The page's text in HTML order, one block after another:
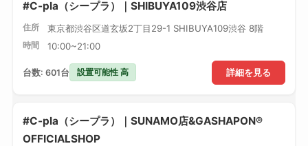
#C-pla（シープラ）｜SHIBUYA109渋谷店
住所 東京都渋谷区道玄坂2丁目29-1 SHIBUYA109渋谷 8階
時間 10:00~21:00
詳細を見る
台数: 601台 設置可能性 高
#C-pla（シープラ）｜SUNAMO店&GASHAPON®
OFFICIALSHOP